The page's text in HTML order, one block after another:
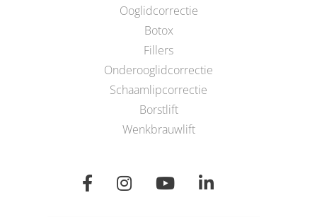
Ooglidcorrectie
Botox
Fillers
Onderooglidcorrectie
Schaamlipcorrectie
Borstlift
Wenkbrauwlift